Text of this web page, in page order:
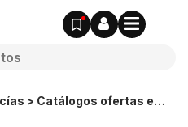
> Catálogos ofertas en